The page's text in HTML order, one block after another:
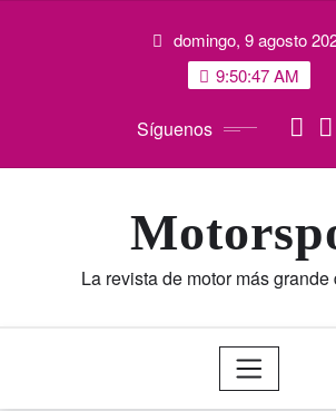
domingo, 9 agosto
9:50:48 AM
Síguenos
La revista de motor más